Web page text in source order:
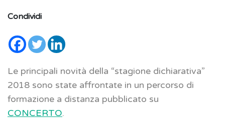
Condividi
Le principali novità della “stagione dichiarativa”
2018 sono state affrontate in un percorso di
formazione a distanza pubblicato su
CONCERTO.